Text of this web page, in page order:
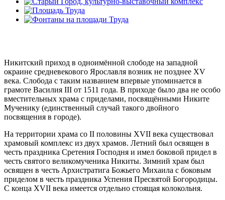
Никитский приход в одноимённой слободе на западной
окраине средневекового Ярославля возник не позднее XV
века. Слобода с таким названием впервые упоминается в
грамоте Василия III от 1511 года. В приходе было два не особо
вместительных храма с приделами, посвящёнными Никите
Мученику (единственный случай такого двойного
посвящения в городе).
На территории храма со II половины XVII века существовал
храмовый комплекс из двух храмов. Летний был освящен в
честь праздника Сретения Господня и имел боковой придел в
честь святого великомученика Никиты. Зимний храм был
освящен в честь Архистратига Божьего Михаила с боковым
приделом в честь праздника Успения Пресвятой Богородицы.
С конца XVII века имеется отдельно стоящая колокольня.